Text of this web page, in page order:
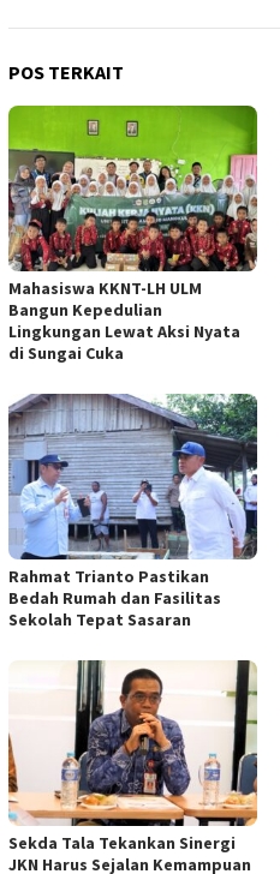
POS TERKAIT
Mahasiswa KKNT-LH ULM
Bangun Kepedulian
Lingkungan Lewat Aksi Nyata
di Sungai Cuka
Rahmat Trianto Pastikan
Bedah Rumah dan Fasilitas
Sekolah Tepat Sasaran
Sekda Tala Tekankan Sinergi
JKN Harus Sejalan Kemampuan